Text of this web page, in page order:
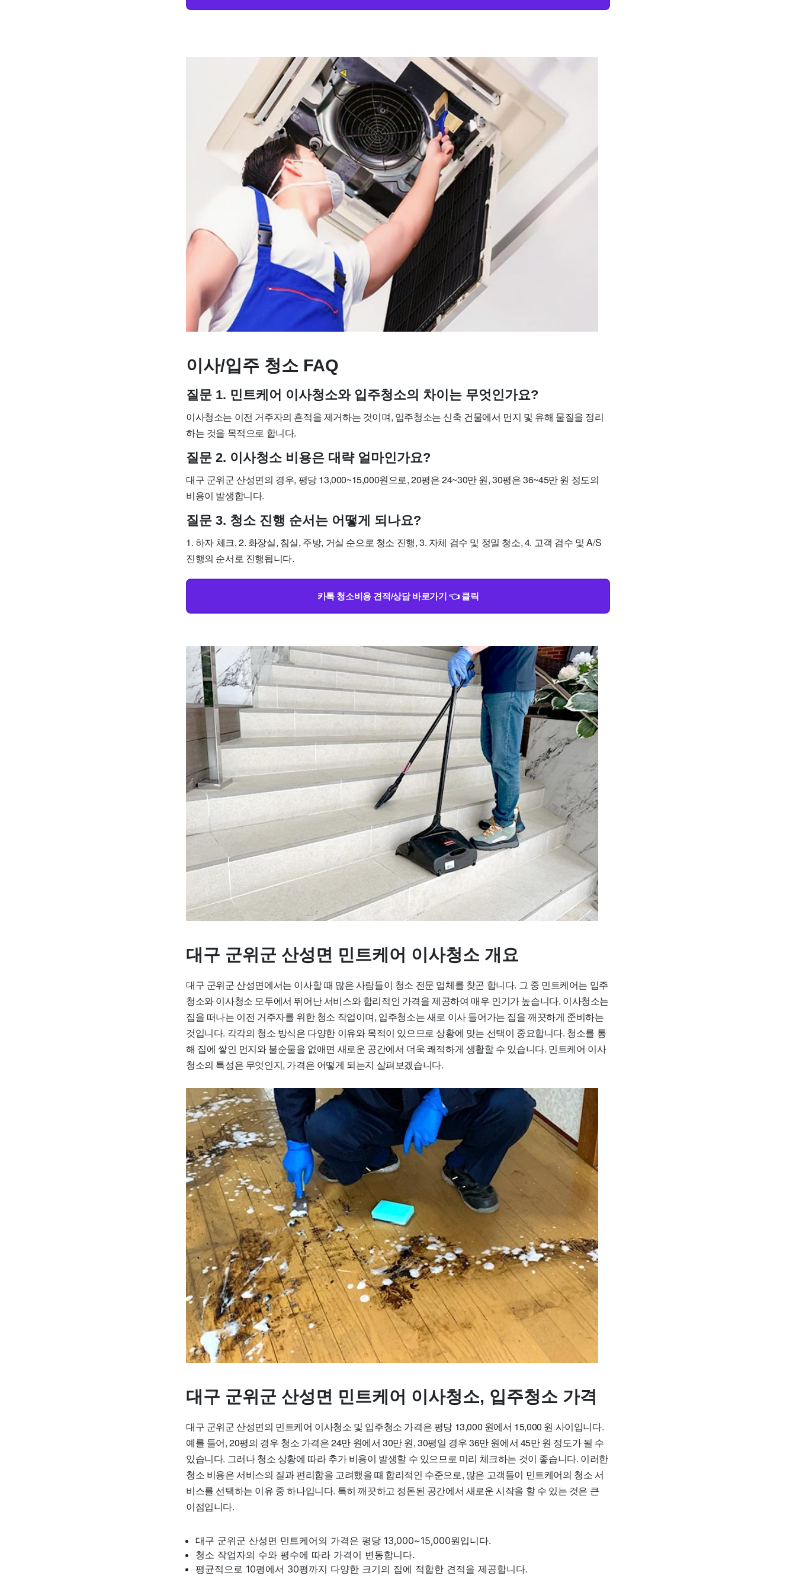
이사/입주 청소 FAQ
질문 1. 민트케어 이사청소와 입주청소의 차이는 무엇인가요?
이사청소는 이전 거주자의 흔적을 제거하는 것이며, 입주청소는 신축 건물에서 먼지 및 유해 물질을 정리
하는 것을 목적으로 합니다.
질문 2. 이사청소 비용은 대략 얼마인가요?
대구 군위군 산성면의 경우, 평당 13,000~15,000원으로, 20평은 24~30만 원, 30평은 36~45만 원 정도의
비용이 발생합니다.
질문 3. 청소 진행 순서는 어떻게 되나요?
1. 하자 체크, 2. 화장실, 침실, 주방, 거실 순으로 청소 진행, 3. 자체 검수 및 정밀 청소, 4. 고객 검수 및 A/S
진행의 순서로 진행됩니다.
카톡 청소비용 견적/상담 바로가기 👈 클릭
대구 군위군 산성면 민트케어 이사청소 개요
대구 군위군 산성면에서는 이사할 때 많은 사람들이 청소 전문 업체를 찾곤 합니다. 그 중 민트케어는 입주
청소와 이사청소 모두에서 뛰어난 서비스와 합리적인 가격을 제공하여 매우 인기가 높습니다. 이사청소는
집을 떠나는 이전 거주자를 위한 청소 작업이며, 입주청소는 새로 이사 들어가는 집을 깨끗하게 준비하는
것입니다. 각각의 청소 방식은 다양한 이유와 목적이 있으므로 상황에 맞는 선택이 중요합니다. 청소를 통
해 집에 쌓인 먼지와 불순물을 없애면 새로운 공간에서 더욱 쾌적하게 생활할 수 있습니다. 민트케어 이사
청소의 특성은 무엇인지, 가격은 어떻게 되는지 살펴보겠습니다.
대구 군위군 산성면 민트케어 이사청소, 입주청소 가격
대구 군위군 산성면의 민트케어 이사청소 및 입주청소 가격은 평당 13,000 원에서 15,000 원 사이입니다.
예를 들어, 20평의 경우 청소 가격은 24만 원에서 30만 원, 30평일 경우 36만 원에서 45만 원 정도가 될 수
있습니다. 그러나 청소 상황에 따라 추가 비용이 발생할 수 있으므로 미리 체크하는 것이 좋습니다. 이러한
청소 비용은 서비스의 질과 편리함을 고려했을 때 합리적인 수준으로, 많은 고객들이 민트케어의 청소 서
비스를 선택하는 이유 중 하나입니다. 특히 깨끗하고 정돈된 공간에서 새로운 시작을 할 수 있는 것은 큰
이점입니다.
대구 군위군 산성면 민트케어의 가격은 평당 13,000~15,000원입니다.
청소 작업자의 수와 평수에 따라 가격이 변동합니다.
평균적으로 10평에서 30평까지 다양한 크기의 집에 적합한 견적을 제공합니다.